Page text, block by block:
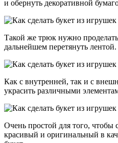
и обернуть декоративной
Такой же трюк нужно
дальнейшем перетянуть лентой.
Как с внутренней, так и с
украсить различными
Очень простой для того, чтобы
красивый и оригинальный в